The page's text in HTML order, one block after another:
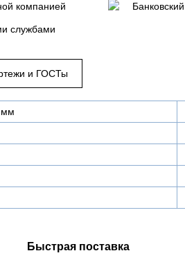
компанией
службами
и ГОСТы
мм
Быстрая поставка